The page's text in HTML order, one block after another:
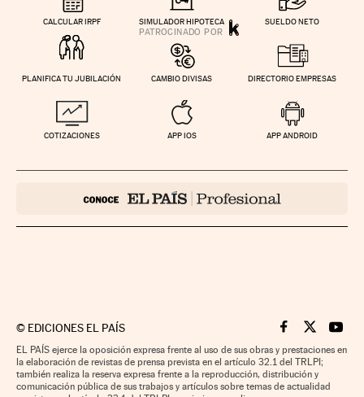
CALCULAR IRPF SIMULADOR HIPOTECA SUELDO NETO
PLANIFICA TU JUBILACIÓN CAMBIO DIVISAS DIRECTORIO EMPRESAS
COTIZACIONES APP IOS APP ANDROID
© EDICIONES EL PAÍS Cinco Días en
Cinco Días
Cinco
EL PAÍS ejerce la oposición expresa frente al uso de sus obras y prestaciones en
la elaboración de revistas de prensa prevista en el artículo 32.1 del TRLPI;
también realiza la reserva expresa frente a la reproducción, distribución y
comunicación pública de sus trabajos y artículos sobre temas de actualidad